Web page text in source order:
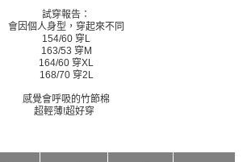
試穿報告：
會因個人身型，穿起來不同
154/60 穿L
163/53 穿M
164/60 穿XL
168/70 穿2L
感覺會呼吸的竹節棉
超輕薄!超好穿